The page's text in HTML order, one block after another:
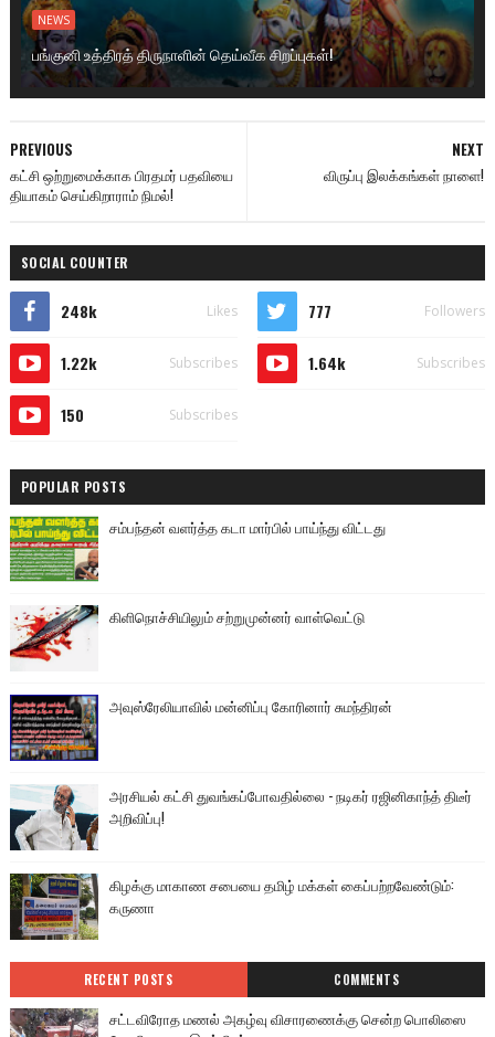
NEWS
பங்குனி உத்திரத் திருநாளின் தெய்வீக சிறப்புகள்!
NEXT
விருப்பு இலக்கங்கள் நாளை!
PREVIOUS
கட்சி ஒற்றுமைக்காக பிரதமர் பதவியை
தியாகம் செய்கிறாராம் நிமல்!
SOCIAL COUNTER
248k Likes 777 Followers
1.22k Subscribes 1.64k Subscribes
150 Subscribes
POPULAR POSTS
சம்பந்தன் வளர்த்த கடா மார்பில் பாய்ந்து விட்டது
கிளிநொச்சியிலும் சற்றுமுன்னர் வாள்வெட்டு
அவுஸ்ரேலியாவில் மன்னிப்பு கோரினார் சுமந்திரன்
அரசியல் கட்சி துவங்கப்போவதில்லை - நடிகர் ரஜினிகாந்த் திடீர்
அறிவிப்பு!
கிழக்கு மாகாண சபையை தமிழ் மக்கள் கைப்பற்றவேண்டும்:
கருணா
RECENT POSTS COMMENTS
சட்டவிரோத மணல் அகழ்வு விசாரணைக்கு சென்ற பொலிஸை